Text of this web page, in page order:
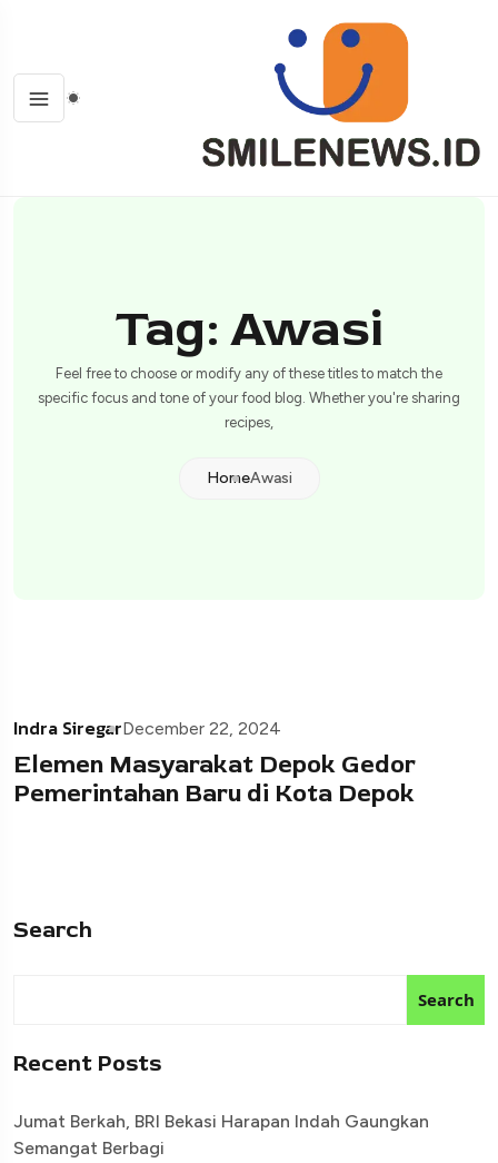
Tag: Awasi
Feel free to choose or modify any of these titles to match the
specific focus and tone of your food blog. Whether you're sharing
recipes,
HomeAwasi
Indra SiregarDecember 22, 2024
Elemen Masyarakat Depok Gedor
Pemerintahan Baru di Kota Depok
Search
Search
Recent Posts
Jumat Berkah, BRI Bekasi Harapan Indah Gaungkan
Semangat Berbagi